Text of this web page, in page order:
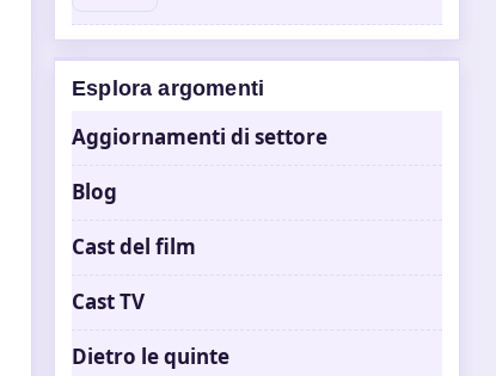
Esplora argomenti
Aggiornamenti di settore
Blog
Cast del film
Cast TV
Dietro le quinte